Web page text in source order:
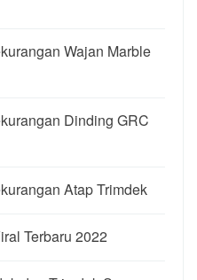
Wajan Marble
Dinding GRC
Atap Trimdek
Terbaru 2022